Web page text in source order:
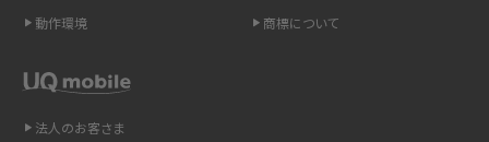
を解説
LINEの引き継ぎ方法は？対象データや事前準備・条件・注意点などを解説
動作環境
商標について
法人のお客さま